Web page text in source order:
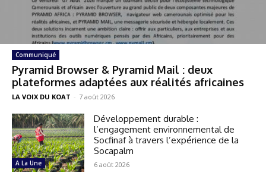
Communiqué
Pyramid Browser & Pyramid Mail : deux
plateformes adaptées aux réalités africaines
LA VOIX DU KOAT - 7 août 2026
A La Une
Développement durable :
l’engagement environnemental de
Socfinaf à travers l’expérience de la
Socapalm
6 août 2026